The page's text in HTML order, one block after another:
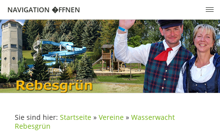
NAVIGATION �FFNEN
Sie sind hier: Startseite » Vereine » Wasserwacht
Rebesgrün